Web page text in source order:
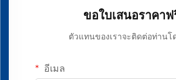
ขอใบเสนอราคาฟ
ตัวแทนของเราจะติดต่อท่านโ
อีเมล